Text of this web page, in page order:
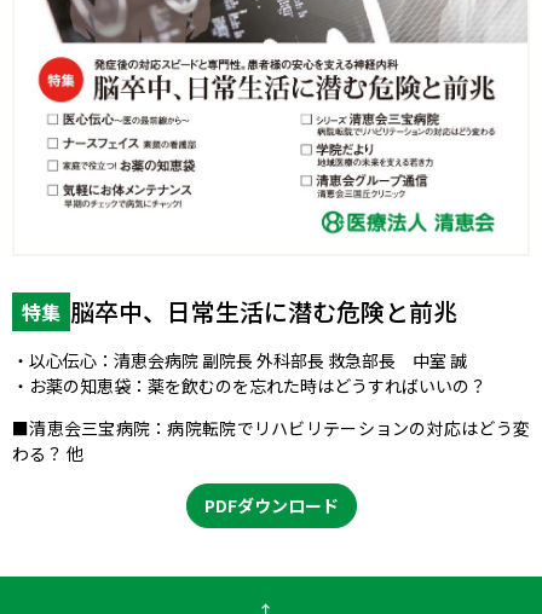
特集 脳卒中、日常生活に潜む危険と前兆
・以心伝心：清恵会病院 副院長 外科部長 救急部長 中室 誠
・お薬の知恵袋：薬を飲むのを忘れた時はどうすればいいの？
■清恵会三宝病院：病院転院でリハビリテーションの対応はどう変
わる？ 他
PDFダウンロード